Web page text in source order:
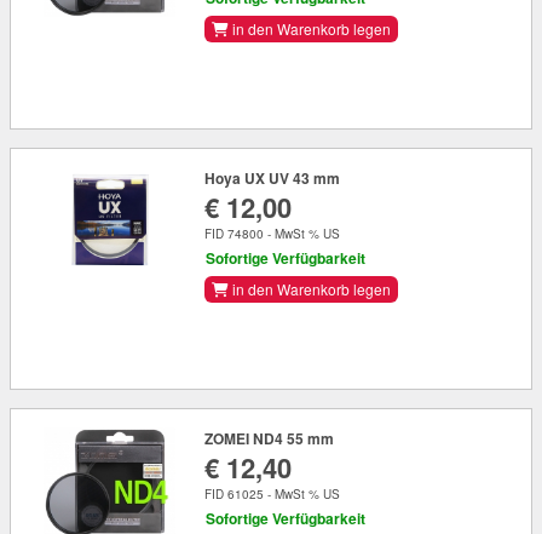
in den Warenkorb legen
Hoya UX UV 43 mm
€ 12,00
FID 74800 - MwSt % US
Sofortige Verfügbarkeit
in den Warenkorb legen
ZOMEI ND4 55 mm
€ 12,40
FID 61025 - MwSt % US
Sofortige Verfügbarkeit